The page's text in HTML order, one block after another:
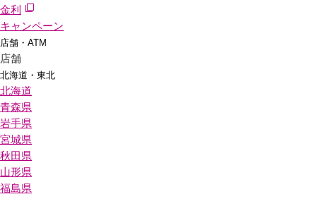
金利
キャンペーン
店舗・ATM
店舗
北海道・東北
北海道
青森県
岩手県
宮城県
秋田県
山形県
福島県